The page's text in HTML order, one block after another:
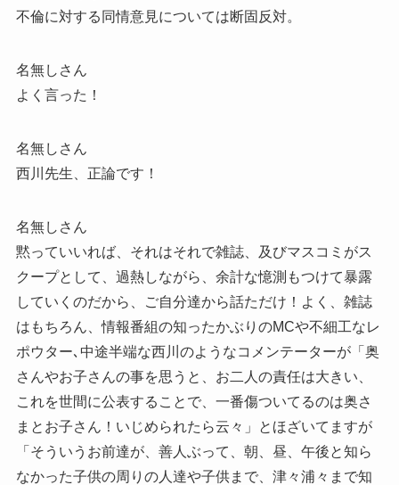
不倫に対する同情意見については断固反対。
名無しさん
よく言った！
名無しさん
西川先生、正論です！
名無しさん
黙っていいれば、それはそれで雑誌、及びマスコミがス
クープとして、過熱しながら、余計な憶測もつけて暴露
していくのだから、ご自分達から話ただけ！よく、雑誌
はもちろん、情報番組の知ったかぶりのMCや不細工なレ
ポウター､中途半端な西川のようなコメンテーターが「奥
さんやお子さんの事を思うと、お二人の責任は大きい、
これを世間に公表することで、一番傷ついてるのは奥さ
まとお子さん！いじめられたら云々」とほざいてますが
「そういうお前達が、善人ぶって、朝、昼、午後と知ら
なかった子供の周りの人達や子供まで、津々浦々まで知